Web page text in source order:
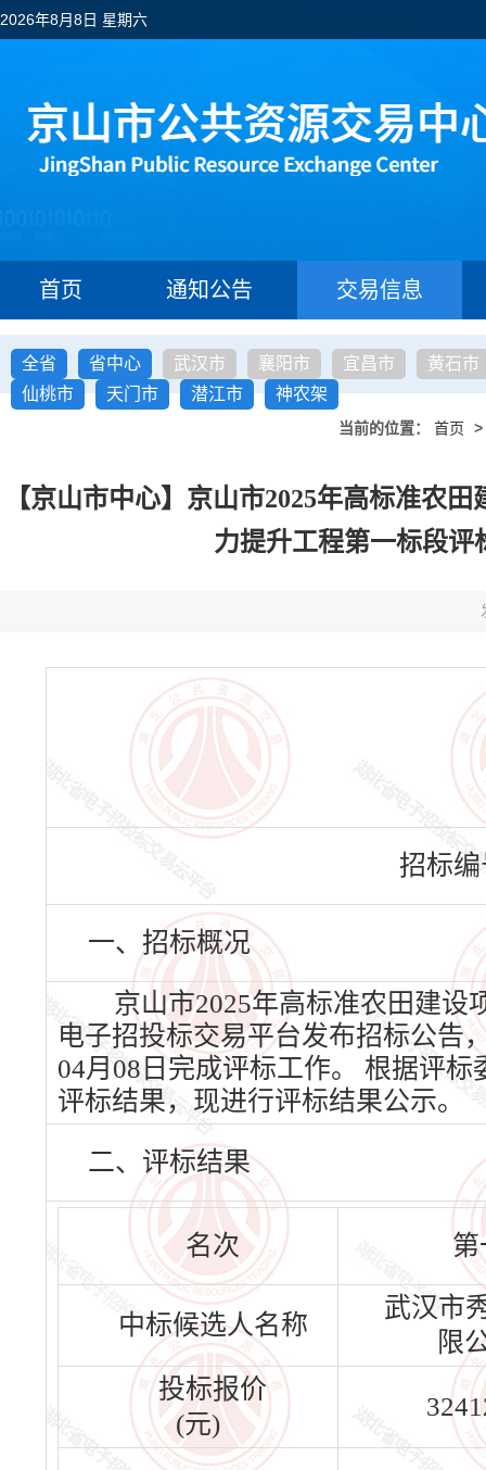
2026年8月8日 星期六
首页 通知公告 交易信息
全省 省中心 武汉市 襄阳市 宜昌市
黄石市
仙桃市
天门市 潜江市 神农架
当前的位置： 首页 >
【京山市中心】京山市2025年高标准农
力提升工程第一标段评
招标编
一、招标概况
京山市2025年高标准农田建设
电子招投标交易平台发布招标公告
04月08日完成评标工作。 根据评
评标结果，现进行评标结果公示。
二、评标结果
名次 第
中标候选人名称
武汉市
限
投标报价
(元)